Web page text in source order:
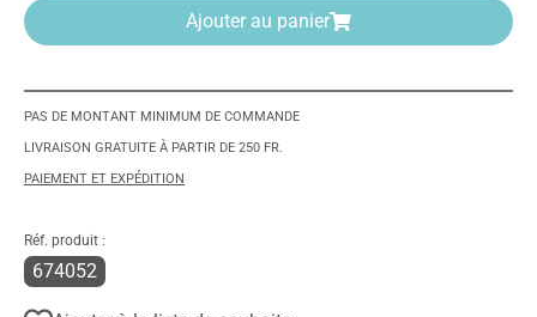
Ajouter au panier
PAS DE MONTANT MINIMUM DE COMMANDE
LIVRAISON GRATUITE À PARTIR DE 250 FR.
PAIEMENT ET EXPÉDITION
Réf. produit :
674052